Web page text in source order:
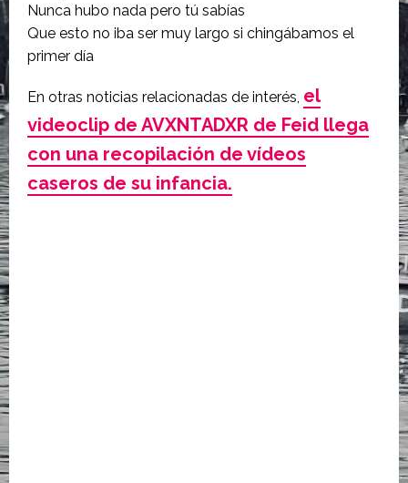
Nunca hubo nada pero tú sabías
Que esto no iba ser muy largo si chingábamos el
primer día
En otras noticias relacionadas de interés, el
videoclip de AVXNTADXR de Feid llega
con una recopilación de vídeos
caseros de su infancia.